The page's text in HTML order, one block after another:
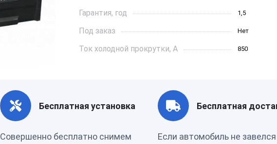
Гарантия, год 1,5
Под заказ Нет
Ток холодной прокрутки, A 850
Клеммы
Бесплатная установка
Совершенно бесплатно снимем
Бесплатная
Если автомобиль не завелся